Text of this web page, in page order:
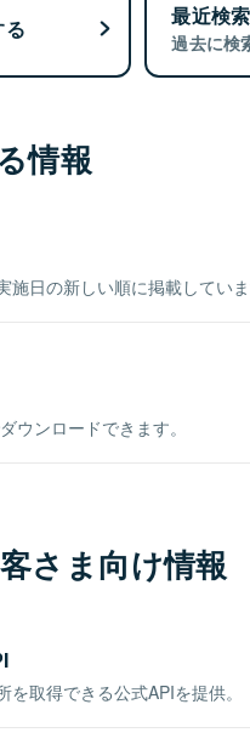
最近検
過去に検
情報
日の新しい順に掲載していま
ウンロードできます。
さま向け情報
取得できる公式APIを提供。